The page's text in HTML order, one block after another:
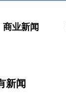
商业新闻
新闻